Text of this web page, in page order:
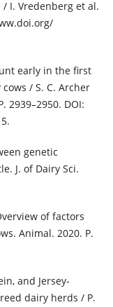
I. Vredenberg et al.
early in the first
/ S. C. Archer
2939–2950. DOI:
genetic
J. of Dairy Sci.
of factors
Animal. 2020. P.
and Jersey-
dairy herds / P.